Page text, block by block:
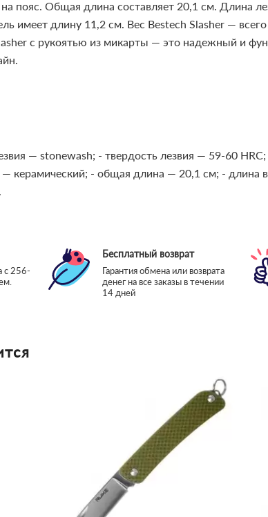
пояс. Общая длина составляет 20,1 см. Длина
имеет длину 11,2 см. Вес Bestech Slasher —
с рукоятью из микарты — это надежный и
— stonewash; - твердость лезвия — 59-60 HRC;
керамический; - общая длина — 20,1 см; - длина
с 256-
Бесплатный возврат
Гарантия обмена или возврата
денег на все заказы в течении
14 дней